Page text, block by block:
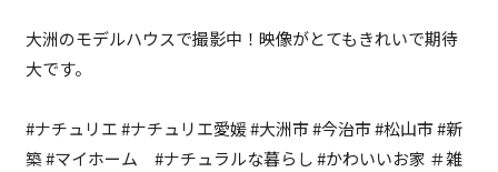
大洲のモデルハウスで撮影中！映像がとてもきれいで期待
大です。
#ナチュリエ #ナチュリエ愛媛 #大洲市 #今治市 #松山市 #新
築 #マイホーム #ナチュラルな暮らし #かわいいお家 ＃雑